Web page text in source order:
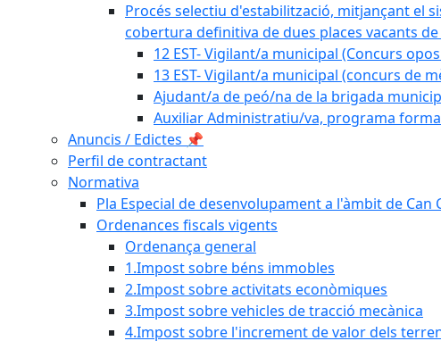
Procés selectiu d'estabilització, mitjançant el
cobertura definitiva de dues places vacants
12 EST- Vigilant/a municipal (Concurs
13 EST- Vigilant/a municipal (concurs de
Ajudant/a de peó/na de la brigada
Auxiliar Administratiu/va, programa
Anuncis / Edictes 📌
Perfil de contractant
Normativa
Pla Especial de desenvolupament a l'àmbit de Can
Ordenances fiscals vigents
Ordenança general
1.Impost sobre béns immobles
2.Impost sobre activitats econòmiques
3.Impost sobre vehicles de tracció mecànica
4.Impost sobre l'increment de valor dels